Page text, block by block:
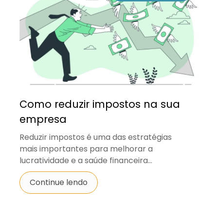
Como reduzir impostos na sua
empresa
Reduzir impostos é uma das estratégias
mais importantes para melhorar a
lucratividade e a saúde financeira...
Continue lendo